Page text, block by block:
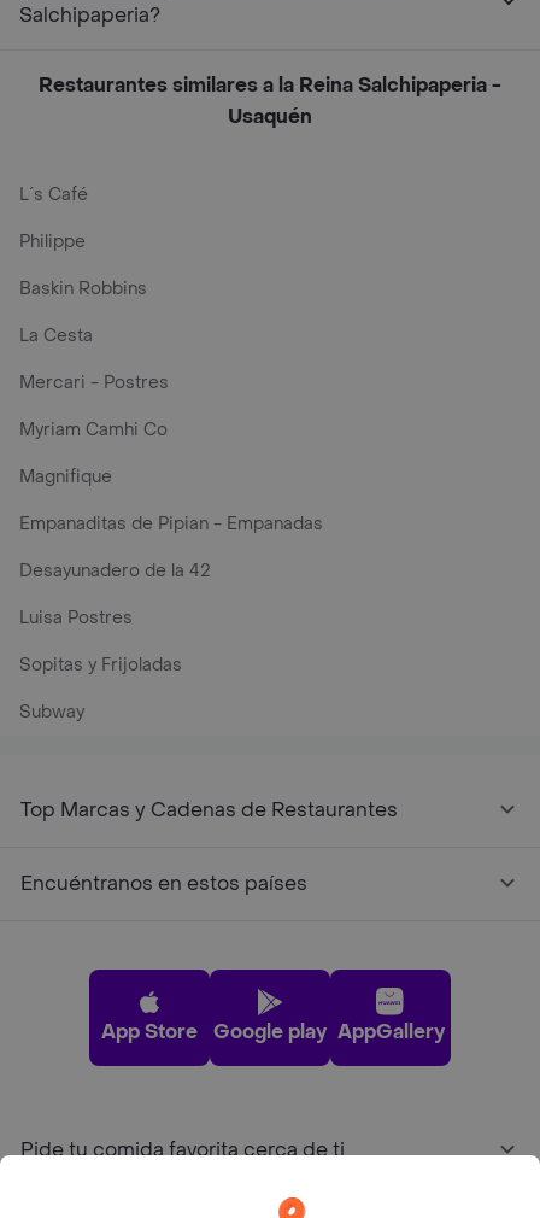
Salchipaperia?
Restaurantes similares a la Reina Salchipaperia -
Usaquén
L´s Café
Philippe
Baskin Robbins
La Cesta
Mercari - Postres
Myriam Camhi Co
Magnifique
Empanaditas de Pipian - Empanadas
Desayunadero de la 42
Luisa Postres
Sopitas y Frijoladas
Subway
Top Marcas y Cadenas de Restaurantes
Encuéntranos en estos países
App Store Google play AppGallery
Pide tu comida favorita cerca de ti